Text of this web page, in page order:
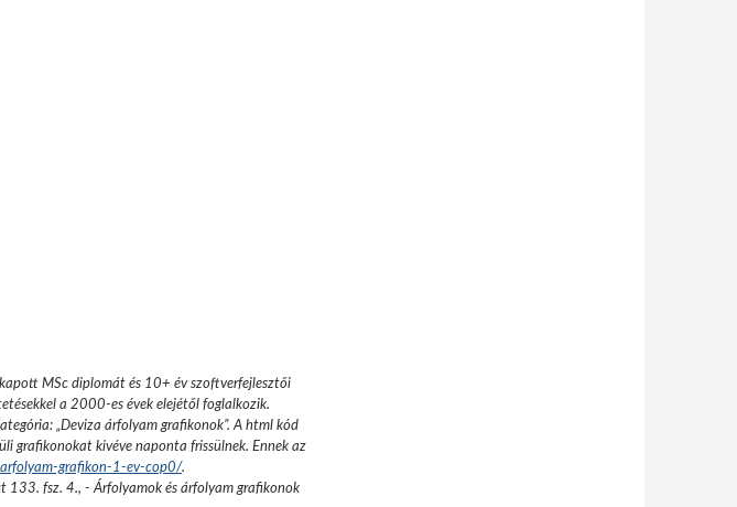
MSc diplomát és 10+ év szoftverfejlesztői
a 2000-es évek elejétől foglalkozik.
„Deviza árfolyam grafikonok”.A html kód
grafikonokat kivéve naponta frissülnek. Ennek az
grafikon-1-ev-cop0/.
133. fsz. 4., - Árfolyamok és árfolyam grafikonok